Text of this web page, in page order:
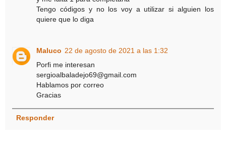
Tengo códigos y no los voy a utilizar si alguien los
quiere que lo diga
Maluco 22 de agosto de 2021 a las 1:32
Porfi me interesan
sergioalbaladejo69@gmail.com
Hablamos por correo
Gracias
Responder